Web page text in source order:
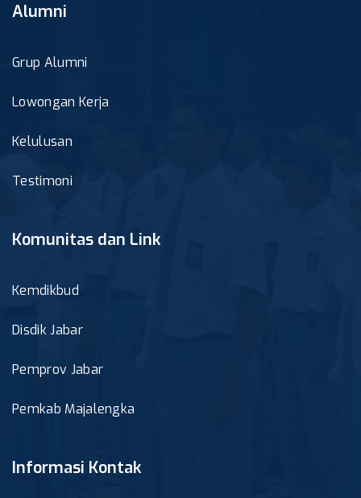
Alumni
Grup Alumni
Lowongan Kerja
Kelulusan
Testimoni
Komunitas dan Link
Kemdikbud
Disdik Jabar
Pemprov Jabar
Pemkab Majalengka
Informasi Kontak